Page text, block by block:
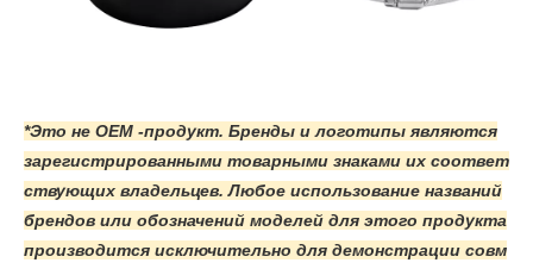
*Это не OEM -продукт. Бренды и логотипы являются
зарегистрированными товарными знаками их соответ
ствующих владельцев. Любое использование названий
брендов или обозначений моделей для этого продукта
производится исключительно для демонстрации совм